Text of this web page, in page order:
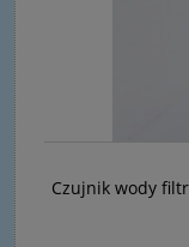
Czujnik wody